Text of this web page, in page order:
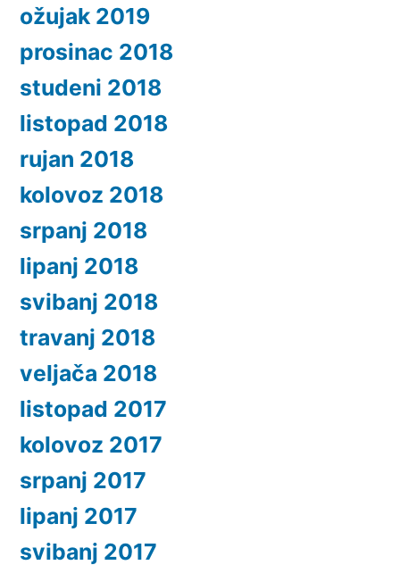
ožujak 2019
prosinac 2018
studeni 2018
listopad 2018
rujan 2018
kolovoz 2018
srpanj 2018
lipanj 2018
svibanj 2018
travanj 2018
veljača 2018
listopad 2017
kolovoz 2017
srpanj 2017
lipanj 2017
svibanj 2017